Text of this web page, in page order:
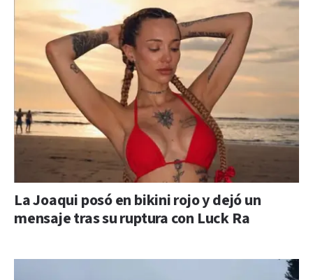
La Joaqui posó en bikini rojo y dejó un
mensaje tras su ruptura con Luck Ra